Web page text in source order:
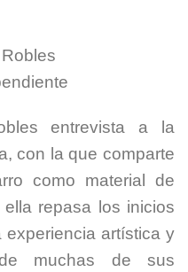
entrevista a la
con la que comparte
como material de
repasa los inicios
artística y
muchas de sus